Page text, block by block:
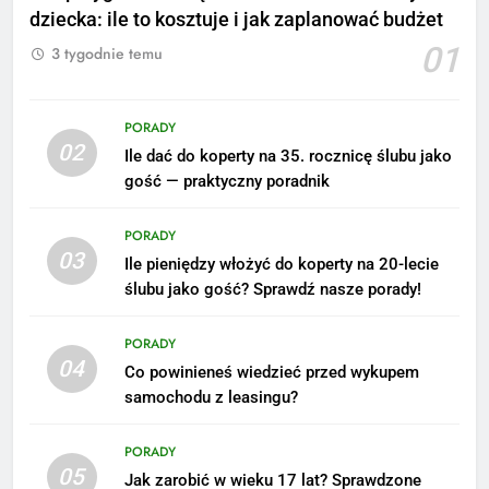
dziecka: ile to kosztuje i jak zaplanować budżet
01
3 tygodnie temu
02
PORADY
Ile dać do koperty na 35. rocznicę ślubu jako
gość — praktyczny poradnik
03
PORADY
Ile pieniędzy włożyć do koperty na 20-lecie
ślubu jako gość? Sprawdź nasze porady!
04
PORADY
Co powinieneś wiedzieć przed wykupem
samochodu z leasingu?
05
PORADY
Jak zarobić w wieku 17 lat? Sprawdzone
5
Ile zarabia podolog: poznajmy
zainspirują
ZAROBKI
Jak przygotować się finansowo